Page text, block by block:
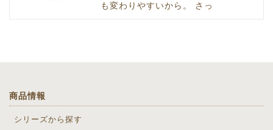
も変わりやすいから。 さっ
商品情報
シリーズから探す